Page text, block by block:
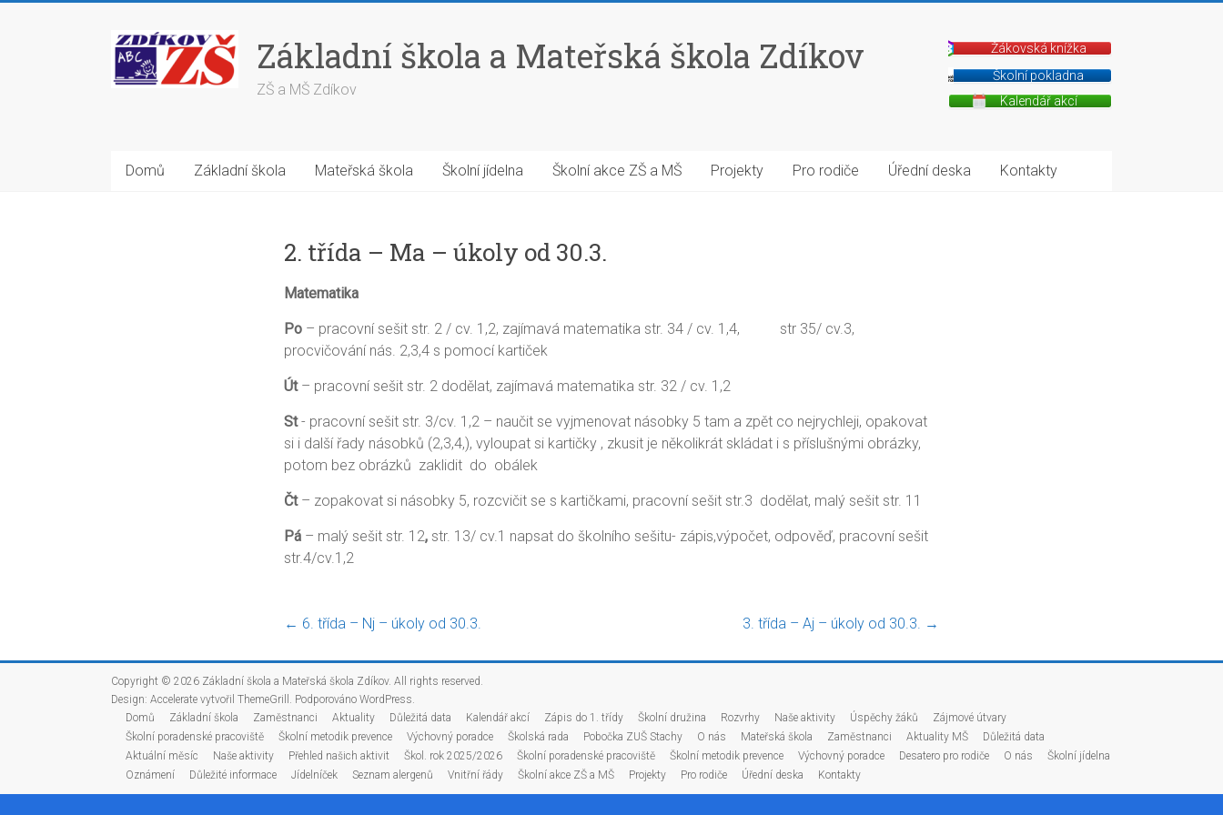
Základní škola a Mateřská škola Zdíkov
ZŠ a MŠ Zdíkov
Žákovská knížka
Školní pokladna
Kalendář akcí
Domů Základní škola Mateřská škola Školní jídelna Školní akce ZŠ a MŠ Projekty Pro rodiče Úřední deska Kontakty
2. třída – Ma – úkoly od 30.3.
Matematika
Po – pracovní sešit str. 2 / cv. 1,2, zajímavá matematika str. 34 / cv. 1,4, str 35/ cv.3,
procvičování nás. 2,3,4 s pomocí kartiček
Út – pracovní sešit str. 2 dodělat, zajímavá matematika str. 32 / cv. 1,2
St- pracovní sešit str. 3/cv. 1,2 – naučit se vyjmenovat násobky 5 tam a zpět co nejrychleji, opakovat
si i další řady násobků (2,3,4,), vyloupat si kartičky , zkusit je několikrát skládat i s příslušnými obrázky,
potom bez obrázků zaklidit do obálek
Čt– zopakovat si násobky 5, rozcvičit se s kartičkami, pracovní sešit str.3 dodělat, malý sešit str. 11
Pá – malý sešit str. 12, str. 13/ cv.1 napsat do školního sešitu- zápis,výpočet, odpověď, pracovní sešit
str.4/cv.1,2
← 6. třída – Nj – úkoly od 30.3. 3. třída – Aj – úkoly od 30.3. →
Copyright © 2026 Základní škola a Mateřská škola Zdíkov. All rights reserved.
Design: Accelerate vytvořil ThemeGrill. Podporováno WordPress.
Domů
Základní škola Zaměstnanci Aktuality Důležitá data Kalendář akcí Zápis do 1. třídy Školní družina Rozvrhy Naše aktivity Úspěchy žáků
Zájmové útvary
Školní poradenské pracoviště
Školní metodik prevence Výchovný poradce Školská rada Pobočka ZUŠ Stachy O nás Mateřská škola Zaměstnanci Aktuality MŠ
Důležitá data
Aktuální měsíc
Naše aktivity Přehled našich aktivit Škol. rok 2025/2026 Školní poradenské pracoviště Školní metodik prevence Výchovný poradce Desatero pro rodiče O nás
Školní jídelna
Oznámení
Důležité informace Jídelníček Seznam alergenů Vnitřní řády Školní akce ZŠ a MŠ Projekty Pro rodiče Úřední deska Kontakty